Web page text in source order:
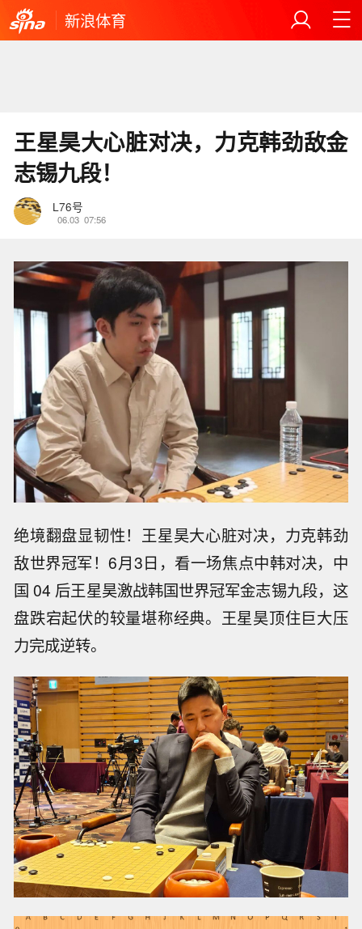
新浪体育
王星昊大心脏对决，力克韩劲敌金
志锡九段！
L76号
06.03 07:56
绝境翻盘显韧性！王星昊大心脏对决，力克韩劲
敌世界冠军！6月3日，看一场焦点中韩对决，中
国 04 后王星昊激战韩国世界冠军金志锡九段，这
盘跌宕起伏的较量堪称经典。王星昊顶住巨大压
力完成逆转。